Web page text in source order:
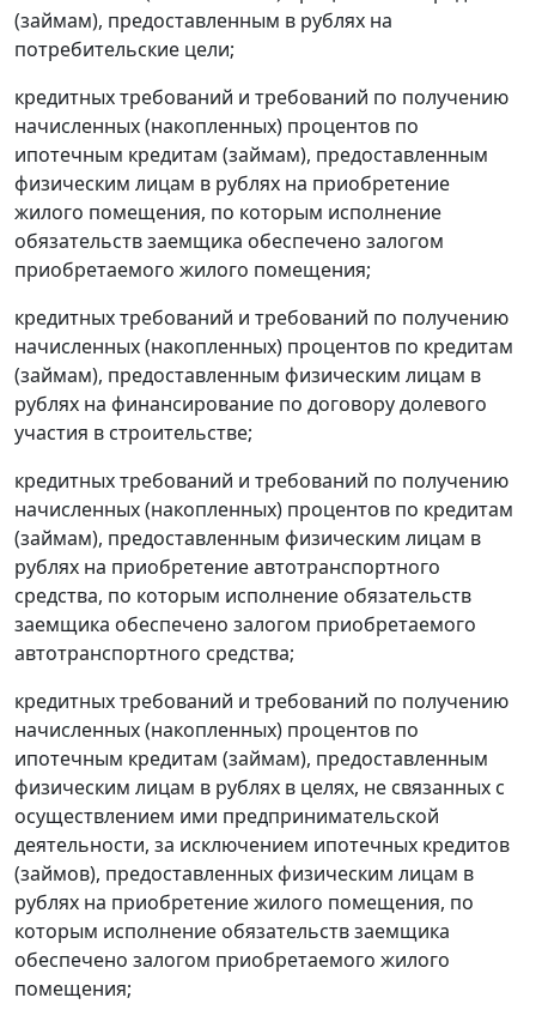
(займам), предоставленным в рублях на
потребительские цели;
кредитных требований и требований по получению
начисленных (накопленных) процентов по
ипотечным кредитам (займам), предоставленным
физическим лицам в рублях на приобретение
жилого помещения, по которым исполнение
обязательств заемщика обеспечено залогом
приобретаемого жилого помещения;
кредитных требований и требований по получению
начисленных (накопленных) процентов по кредитам
(займам), предоставленным физическим лицам в
рублях на финансирование по договору долевого
участия в строительстве;
кредитных требований и требований по получению
начисленных (накопленных) процентов по кредитам
(займам), предоставленным физическим лицам в
рублях на приобретение автотранспортного
средства, по которым исполнение обязательств
заемщика обеспечено залогом приобретаемого
автотранспортного средства;
кредитных требований и требований по получению
начисленных (накопленных) процентов по
ипотечным кредитам (займам), предоставленным
физическим лицам в рублях в целях, не связанных с
осуществлением ими предпринимательской
деятельности, за исключением ипотечных кредитов
(займов), предоставленных физическим лицам в
рублях на приобретение жилого помещения, по
которым исполнение обязательств заемщика
обеспечено залогом приобретаемого жилого
помещения;